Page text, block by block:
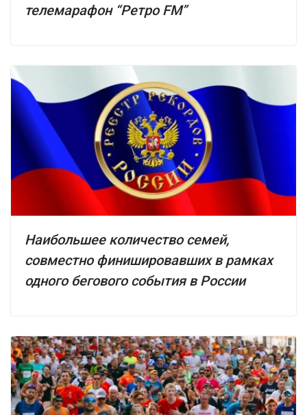
телемарафон “Ретро FM”
Наибольшее количество семей,
совместно финишировавших в рамках
одного бегового события в России